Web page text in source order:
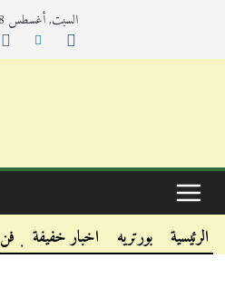
السبت, أغسطس 8, 2026
.
.
الرئيسية بورتريه اخبار خفيفة فن